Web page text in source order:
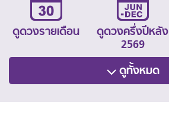
ดูดวงรายเดือน
ดูดวงครึ่งปีหลัง
2569
ดูทั้งหมด